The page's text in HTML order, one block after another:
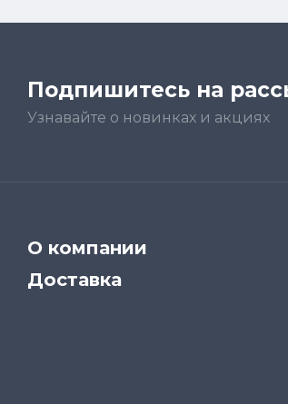
Подпишитесь на
Узнавайте о новинках и акциях
О компании
Доставка